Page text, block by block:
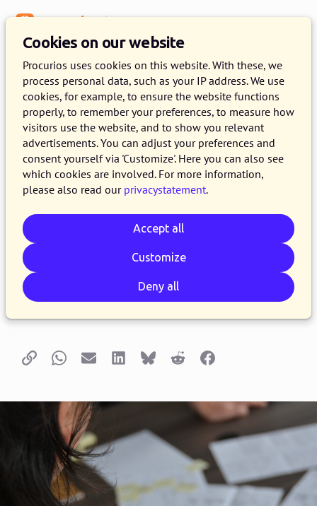
Cookies on our website
Procurios uses cookies on this website. With these, we
process personal data, such as your IP address. We use
cookies, for example, to ensure the website functions
properly, to remember your preferences, to measure how
visitors use the website, and to show you relevant
advertisements. You can adjust your preferences and
consent yourself via 'Customize'. Here you can also see
which cookies are involved. For more information,
please also read our privacystatement.
Accept all
Customize
Deny all
Fundraising
Engagement met je donateurs
22 OCTOBER 2018 KEVIN VAN DEN ESHOF 2 MINUTE READ
Alles uit je donateurs halen is niet altijd
makkelijk en vanzelfsprekend, maar waarom
niet? Ken jij je donateurs en heb jij al een echte
kan er namelijk wel voor zorgen dat een
donateur meer geeft of zich langer aan je wil
binden. Maar hoe krijg je zo’n band? Oftewel
hoe creëer je die engagement met de
donateur?
Copy linkWhatsappEmail LinkedInBlueskyReddit Facebook